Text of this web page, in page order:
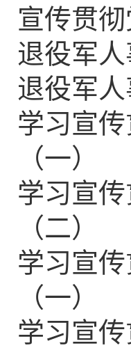
宣传贯
退役军
退役军
学习宣
（一）
学习宣
（二）
学习宣
（一）
学习宣